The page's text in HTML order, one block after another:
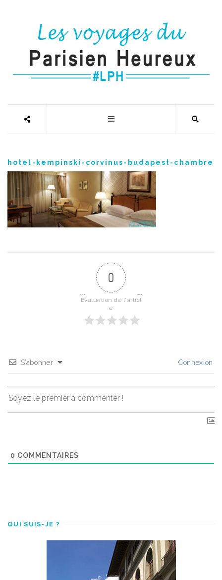
hotel-kempinski-corvinus-budapest-chambre
0
Évaluation de l'articl
e
S’abonner Connexion
0 COMMENTAIRES
QUI SUIS-JE ?